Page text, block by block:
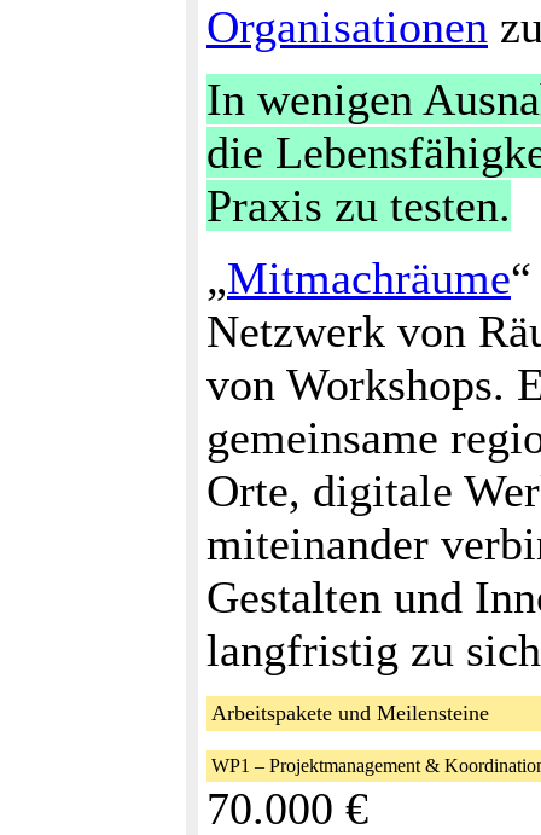
Organisationen
In wenigen
die
Praxis zu testen.
„Mitmachräume
Netzwerk von
von Workshops.
gemeinsame
Orte, digitale
miteinander
Gestalten und
langfristig zu
Arbeitspakete und Meilensteine
WP1 – Projektmanagement &
70.000 €